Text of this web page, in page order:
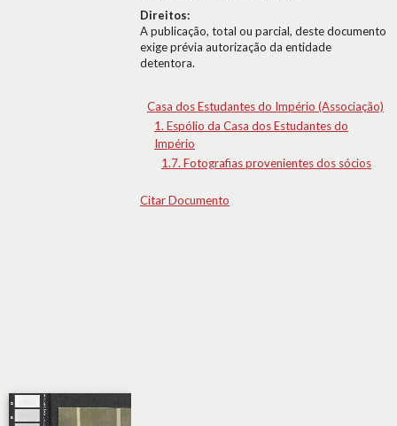
Direitos:
A publicação, total ou parcial, deste documento
exige prévia autorização da entidade
detentora.
Casa dos Estudantes do Império (Associação)
1. Espólio da Casa dos Estudantes do
Império
1.7. Fotografias provenientes dos sócios
Citar Documento